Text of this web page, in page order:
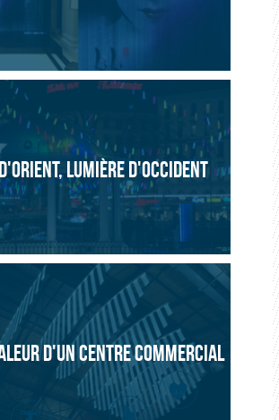
LUMIÈRE D'OCCIDENT
D'UN CENTRE COMMERCIAL